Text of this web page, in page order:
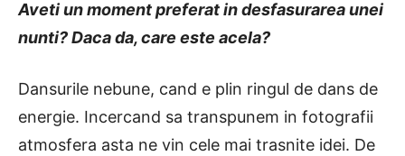
Aveti un moment preferat in desfasurarea unei
nunti? Daca da, care este acela?
Dansurile nebune, cand e plin ringul de dans de
energie. Incercand sa transpunem in fotografii
atmosfera asta ne vin cele mai trasnite idei. De